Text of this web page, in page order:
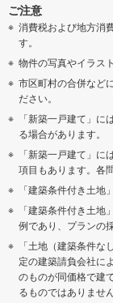
ご注意
消費税および地方消
す。
物件の写真やイラス
市区町村の合併など
ださい。
「新築一戸建て」
る場合があります。
「新築一戸建て」
項目もあります。各
「建築条件付き土地
「建築条件付き土
例であり、プランの
「土地（建築条件
定の建築請負会社に
のものが同価格で建
るものではありません